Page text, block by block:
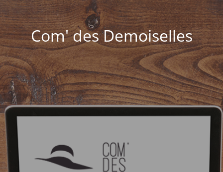
Com' des Demoiselles